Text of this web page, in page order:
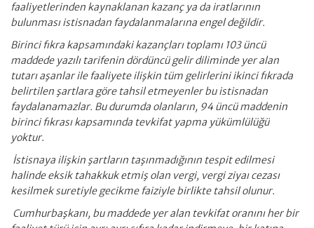
faaliyetlerinden kaynaklanan kazanç ya da iratlarının
bulunması istisnadan faydalanmalarına engel değildir.
Birinci fıkra kapsamındaki kazançları toplamı 103 üncü
maddede yazılı tarifenin dördüncü gelir diliminde yer alan
tutarı aşanlar ile faaliyete ilişkin tüm gelirlerini ikinci fıkrada
belirtilen şartlara göre tahsil etmeyenler bu istisnadan
faydalanamazlar. Bu durumda olanların, 94 üncü maddenin
birinci fıkrası kapsamında tevkifat yapma yükümlülüğü
yoktur.
İstisnaya ilişkin şartların taşınmadığının tespit edilmesi
halinde eksik tahakkuk etmiş olan vergi, vergi ziyaı cezası
kesilmek suretiyle gecikme faiziyle birlikte tahsil olunur.
Cumhurbaşkanı, bu maddede yer alan tevkifat oranını her bir